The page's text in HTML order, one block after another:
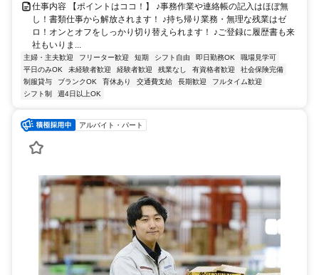
仕事内容 【ポイントはココ！】 ♪事務作業や連絡帳の記入はほぼ無
し！書類仕事から解放されます！ ♪持ち帰り業務・無理な残業はゼ
ロ！オンとオフをしっかり切り替えられます！ ♪ご登録に履歴書も来
社もいりま...
主婦・主夫歓迎 フリーター歓迎 短期 シフト自由 即日勤務OK
職場見学可
平日のみOK
未経験者歓迎 経験者歓迎 残業なし 有資格者歓迎
社会保険完備
制服貸与
ブランクOK 育休あり 交通費支給 長期歓迎
フルタイム歓迎
シフト制
週4日以上OK
アルバイト・パート